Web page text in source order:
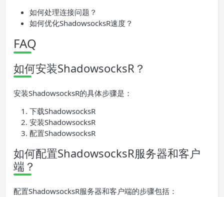
如何处理连接问题？
如何优化ShadowsocksR速度？
FAQ
如何安装ShadowsocksR？
安装ShadowsocksR的具体步骤是：
下载ShadowsocksR
安装ShadowsocksR
配置ShadowsocksR
如何配置ShadowsocksR服务器和客户
端？
配置ShadowsocksR服务器和客户端的步骤包括：